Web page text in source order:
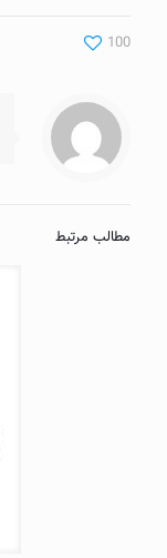
100
مطالب مرتبط